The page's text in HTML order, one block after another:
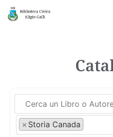
× Storia Canada